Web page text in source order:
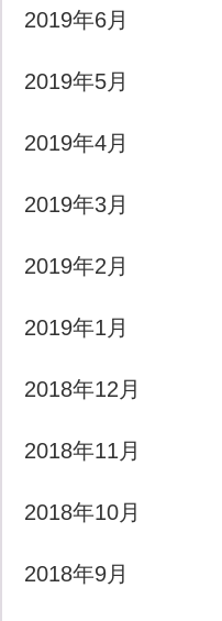
2019年6月
2019年5月
2019年4月
2019年3月
2019年2月
2019年1月
2018年12月
2018年11月
2018年10月
2018年9月